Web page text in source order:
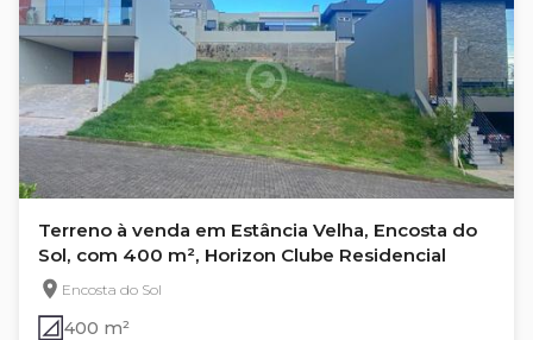
Terreno à venda em Estância Velha, Encosta do
Sol, com 400 m², Horizon Clube Residencial
Encosta do Sol
400 m²